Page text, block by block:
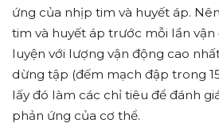
ứng của nhịp tim và huyết áp.
tim và huyết áp trước mỗi lần
luyện với lượng vận động cao
dừng tập (đếm mạch đập trong
lấy đó làm các chỉ tiêu để đánh
phản ứng của cơ thể.